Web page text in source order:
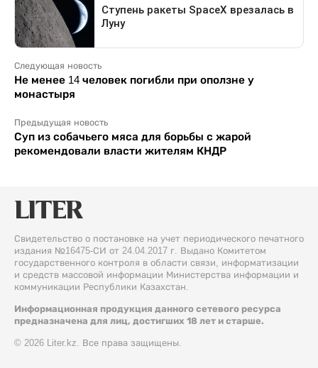
Следующая новость
Не менее 14 человек погибли при оползне у
монастыря
Предыдущая новость
Суп из собачьего мяса для борьбы с жарой
рекомендовали власти жителям КНДР
Свидетельство о постановке на учет периодического печатного
издания №16475-СИ от 24.04.2017 г. Выдано Комитетом
государственного контроля в области связи, информатизации
и средств массовой информации Министерства информации и
коммуникации Республики Казахстан.
Информационная продукция данного сетевого ресурса
предназначена для лиц, достигших 18 лет и старше.
© 2026 Liter.kz. Все права защищены.